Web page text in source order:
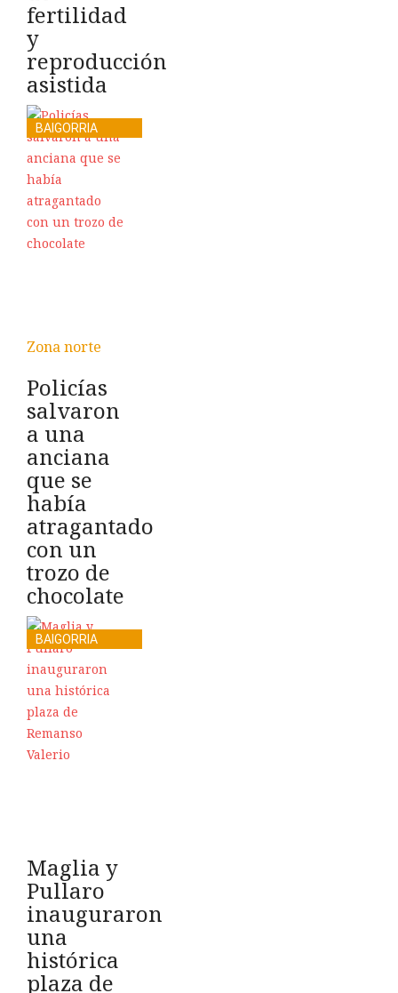
fertilidad
y
reproducción
asistida
Zona norte
Policías
salvaron
a una
anciana
que se
había
atragantado
con un
trozo de
chocolate
BAIGORRIA
Maglia y
Pullaro
inauguraron
una
histórica
plaza de
BAIGORRIA